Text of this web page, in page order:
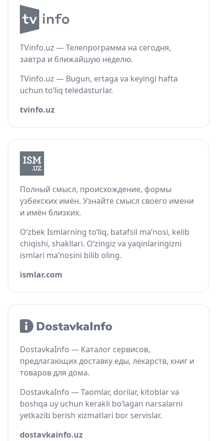
TVinfo.uz — Телепрограмма на сегодня,
завтра и ближайшую неделю.
TVinfo.uz — Bugun, ertaga va keyingi hafta
uchun to‘liq teledasturlar.
tvinfo.uz
Полный смысл, происхождение, формы
узбекских имён. Узнайте смысл своего имени
и имён близких.
O‘zbek Ismlarning to‘liq, batafsil ma’nosi, kelib
chiqishi, shakllari. O‘zingiz va yaqinlaringizni
ismlari ma’nosini bilib oling.
ismlar.com
DostavkaInfo — Каталог сервисов,
предлагающих доставку еды, лекарств, книг и
товаров для дома.
DostavkaInfo — Taomlar, dorilar, kitoblar va
boshqa uy uchun kerakli bo‘lagan narsalarni
yetkazib berish xizmatlari bor servislar.
dostavkainfo.uz